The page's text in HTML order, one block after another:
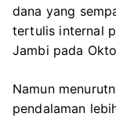
dana yang
tertulis internal
Jambi pada
Namun
pendalaman